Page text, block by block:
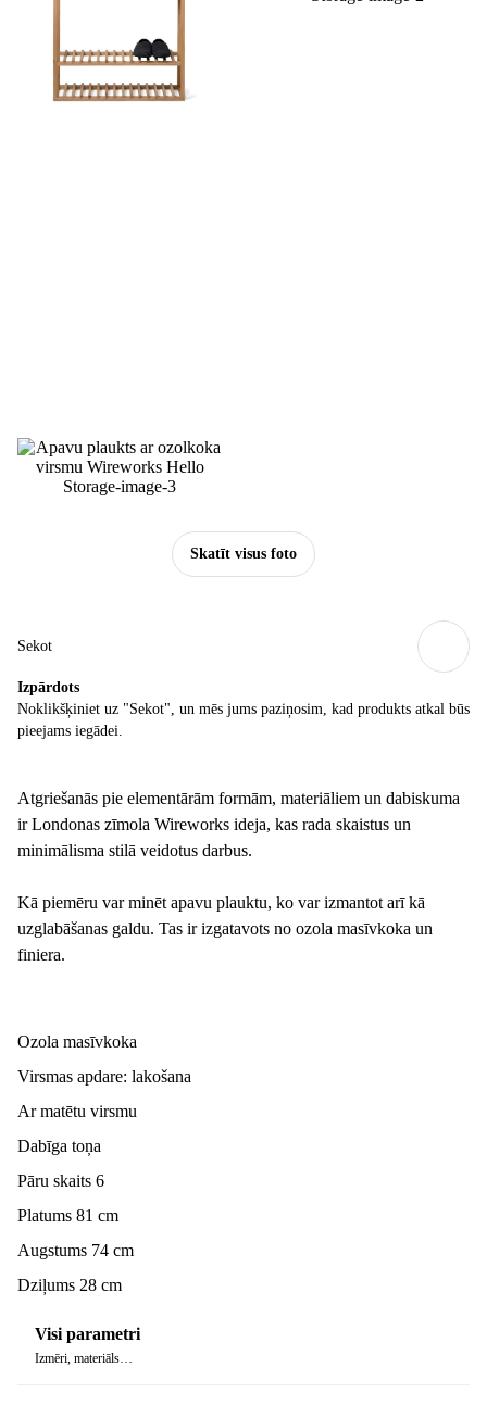
Skatīt visus foto
Sekot
Izpārdots
Noklikšķiniet uz "Sekot", un mēs jums paziņosim, kad produkts atkal būs
pieejams iegādei.
Atgriešanās pie elementārām formām, materiāliem un dabiskuma
ir Londonas zīmola Wireworks ideja, kas rada skaistus un
minimālisma stilā veidotus darbus.
Kā piemēru var minēt apavu plauktu, ko var izmantot arī kā
uzglabāšanas galdu. Tas ir izgatavots no ozola masīvkoka un
finiera.
Ozola masīvkoka
Virsmas apdare: lakošana
Ar matētu virsmu
Dabīga toņa
Pāru skaits 6
Platums 81 cm
Augstums 74 cm
Dziļums 28 cm
Visi parametri
Izmēri, materiāls…